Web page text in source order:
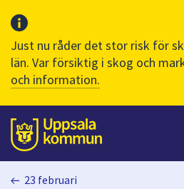
Just nu råder det stor risk för
län. Var försiktig i skog och
och information.
Till sidans
huvudinnehåll
23 februari